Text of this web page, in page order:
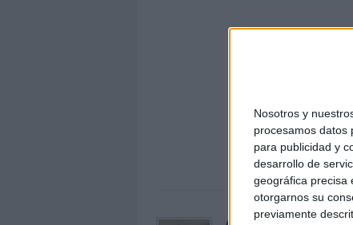
Nosotros y
procesamos datos
para publicidad y
desarrollo de
geográfica precisa
otorgarnos su
previamente